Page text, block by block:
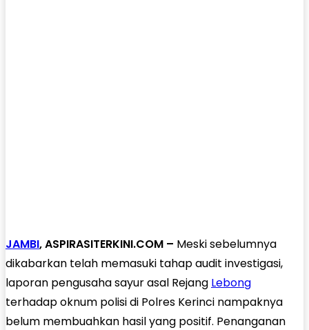
JAMBI, ASPIRASITERKINI.COM – Meski sebelumnya
dikabarkan telah memasuki tahap audit investigasi,
laporan pengusaha sayur asal Rejang Lebong
terhadap oknum polisi di Polres Kerinci nampaknya
belum membuahkan hasil yang positif. Penanganan